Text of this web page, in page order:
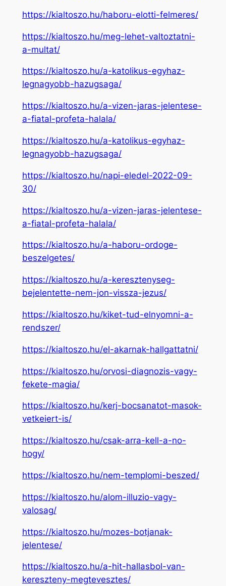
https://kialtoszo.hu/haboru-elotti-felmeres/
https://kialtoszo.hu/meg-lehet-valtoztatni-
a-multat/
https://kialtoszo.hu/a-katolikus-egyhaz-
legnagyobb-hazugsaga/
https://kialtoszo.hu/a-vizen-jaras-jelentese-
a-fiatal-profeta-halala/
https://kialtoszo.hu/a-katolikus-egyhaz-
legnagyobb-hazugsaga/
https://kialtoszo.hu/napi-eledel-2022-09-
30/
https://kialtoszo.hu/a-vizen-jaras-jelentese-
a-fiatal-profeta-halala/
https://kialtoszo.hu/a-haboru-ordoge-
beszelgetes/
https://kialtoszo.hu/a-keresztenyseg-
bejelentette-nem-jon-vissza-jezus/
https://kialtoszo.hu/kiket-tud-elnyomni-a-
rendszer/
https://kialtoszo.hu/el-akarnak-hallgattatni/
https://kialtoszo.hu/orvosi-diagnozis-vagy-
fekete-magia/
https://kialtoszo.hu/kerj-bocsanatot-masok-
vetkeiert-is/
https://kialtoszo.hu/csak-arra-kell-a-no-
hogy/
https://kialtoszo.hu/nem-templomi-beszed/
https://kialtoszo.hu/alom-illuzio-vagy-
valosag/
https://kialtoszo.hu/mozes-botjanak-
jelentese/
https://kialtoszo.hu/a-hit-hallasbol-van-
kereszteny-megtevesztes/